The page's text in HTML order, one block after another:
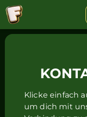
Klicke einfach
um dich mit